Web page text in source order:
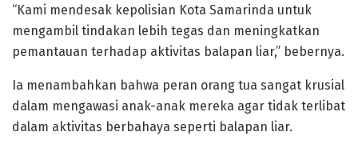
“Kami mendesak kepolisian Kota Samarinda untuk
mengambil tindakan lebih tegas dan meningkatkan
pemantauan terhadap aktivitas balapan liar,” bebernya.
Ia menambahkan bahwa peran orang tua sangat krusial
dalam mengawasi anak-anak mereka agar tidak terlibat
dalam aktivitas berbahaya seperti balapan liar.